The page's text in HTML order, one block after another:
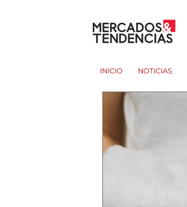
INICIO NOTICIAS